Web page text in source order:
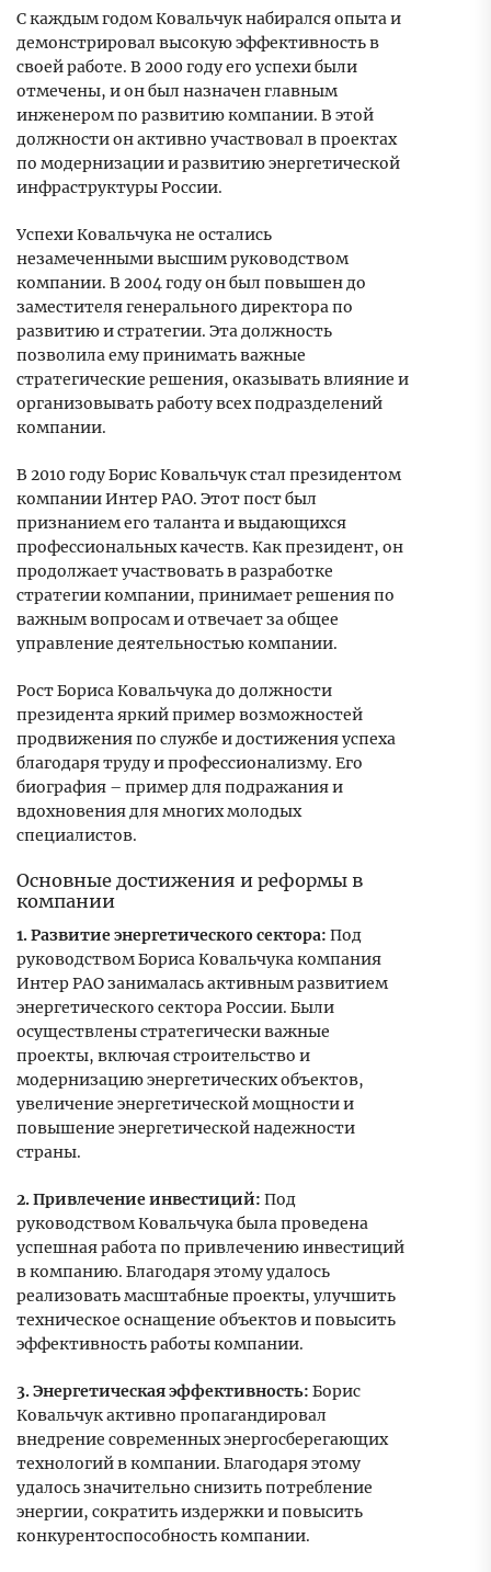
С каждым годом Ковальчук набирался опыта и
демонстрировал высокую эффективность в
своей работе. В 2000 году его успехи были
отмечены, и он был назначен главным
инженером по развитию компании. В этой
должности он активно участвовал в проектах
по модернизации и развитию энергетической
инфраструктуры России.
Успехи Ковальчука не остались
незамеченными высшим руководством
компании. В 2004 году он был повышен до
заместителя генерального директора по
развитию и стратегии. Эта должность
позволила ему принимать важные
стратегические решения, оказывать влияние и
организовывать работу всех подразделений
компании.
В 2010 году Борис Ковальчук стал президентом
компании Интер РАО. Этот пост был
признанием его таланта и выдающихся
профессиональных качеств. Как президент, он
продолжает участвовать в разработке
стратегии компании, принимает решения по
важным вопросам и отвечает за общее
управление деятельностью компании.
Рост Бориса Ковальчука до должности
президента яркий пример возможностей
продвижения по службе и достижения успеха
благодаря труду и профессионализму. Его
биография – пример для подражания и
вдохновения для многих молодых
специалистов.
Основные достижения и реформы в
компании
1. Развитие энергетического сектора: Под
руководством Бориса Ковальчука компания
Интер РАО занималась активным развитием
энергетического сектора России. Были
осуществлены стратегически важные
проекты, включая строительство и
модернизацию энергетических объектов,
увеличение энергетической мощности и
повышение энергетической надежности
страны.
2. Привлечение инвестиций: Под
руководством Ковальчука была проведена
успешная работа по привлечению инвестиций
в компанию. Благодаря этому удалось
реализовать масштабные проекты, улучшить
техническое оснащение объектов и повысить
эффективность работы компании.
3. Энергетическая эффективность: Борис
Ковальчук активно пропагандировал
внедрение современных энергосберегающих
технологий в компании. Благодаря этому
удалось значительно снизить потребление
энергии, сократить издержки и повысить
конкурентоспособность компании.